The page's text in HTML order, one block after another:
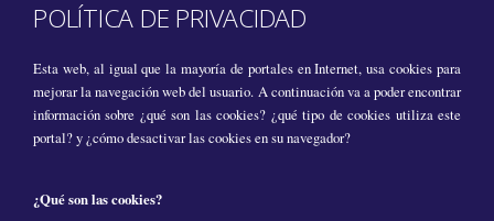
POLÍTICA DE PRIVACIDAD
Esta web, al igual que la mayoría de portales en Internet, usa cookies para
mejorar la navegación web del usuario. A continuación va a poder encontrar
información sobre ¿qué son las cookies? ¿qué tipo de cookies utiliza este
portal? y ¿cómo desactivar las cookies en su navegador?
¿Qué son las cookies?